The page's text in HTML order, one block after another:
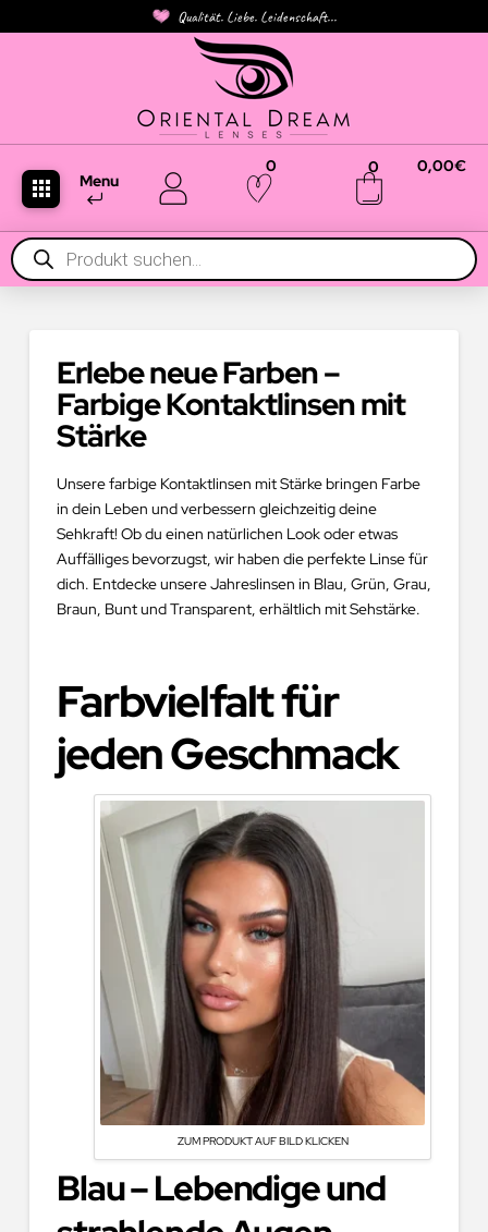
Qualität. Liebe. Leidenschaft...
Menu
0 0 0,00€
Products
search
Erlebe neue Farben –
Farbige Kontaktlinsen mit
Stärke
Unsere farbige Kontaktlinsen mit Stärke bringen Farbe
in dein Leben und verbessern gleichzeitig deine
Sehkraft! Ob du einen natürlichen Look oder etwas
Auffälliges bevorzugst, wir haben die perfekte Linse für
dich. Entdecke unsere Jahreslinsen in Blau, Grün, Grau,
Braun, Bunt und Transparent, erhältlich mit Sehstärke.
Farbvielfalt für
jeden Geschmack
ZUM PRODUKT AUF BILD KLICKEN
Blau – Lebendige und